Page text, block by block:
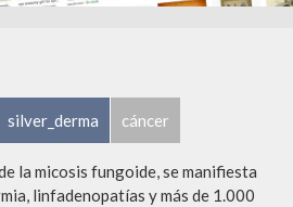
silver_derma cáncer
la micosis fungoide, se manifiesta
linfadenopatías y más de 1.000